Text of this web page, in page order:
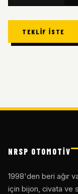
TEKLIF İSTE
NRSP OTOMOTİV
1998'den beri ağır
için bijon, civata ve